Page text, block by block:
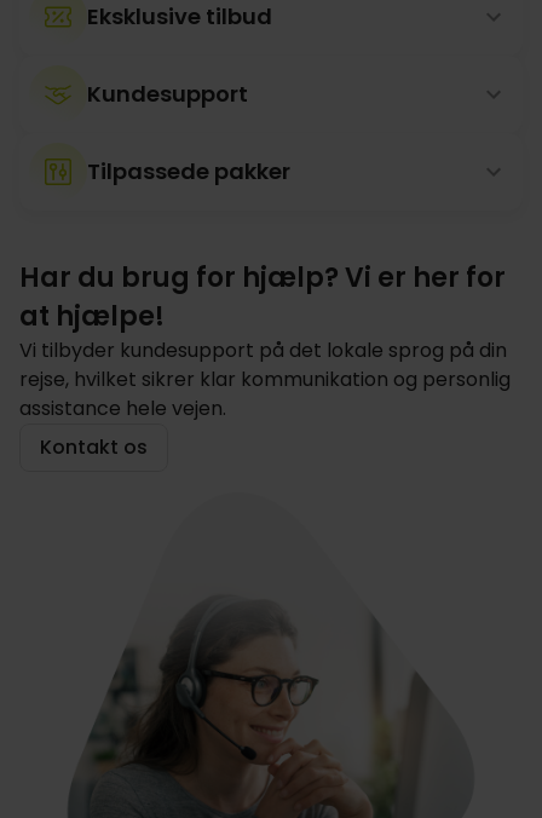
Eksklusive tilbud
Kundesupport
Tilpassede pakker
Har du brug for hjælp? Vi er her for
at hjælpe!
Vi tilbyder kundesupport på det lokale sprog på din
rejse, hvilket sikrer klar kommunikation og personlig
assistance hele vejen.
Kontakt os